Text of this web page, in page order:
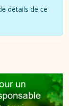
détails de ce